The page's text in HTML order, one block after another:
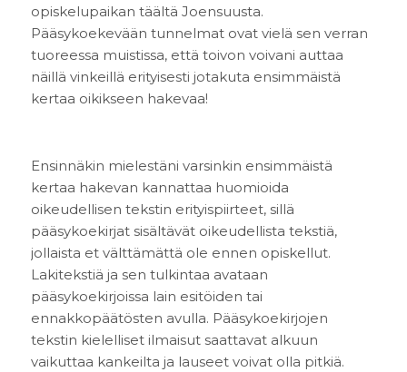
opiskelupaikan täältä Joensuusta.
Pääsykoekevään tunnelmat ovat vielä sen verran
tuoreessa muistissa, että toivon voivani auttaa
näillä vinkeillä erityisesti jotakuta ensimmäistä
kertaa oikikseen hakevaa!
Ensinnäkin mielestäni varsinkin ensimmäistä
kertaa hakevan kannattaa huomioida
oikeudellisen tekstin erityispiirteet, sillä
pääsykoekirjat sisältävät oikeudellista tekstiä,
jollaista et välttämättä ole ennen opiskellut.
Lakitekstiä ja sen tulkintaa avataan
pääsykoekirjoissa lain esitöiden tai
ennakkopäätösten avulla. Pääsykoekirjojen
tekstin kielelliset ilmaisut saattavat alkuun
vaikuttaa kankeilta ja lauseet voivat olla pitkiä.